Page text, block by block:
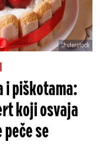
Shuterstock
i piškotama:
koji osvaja
se